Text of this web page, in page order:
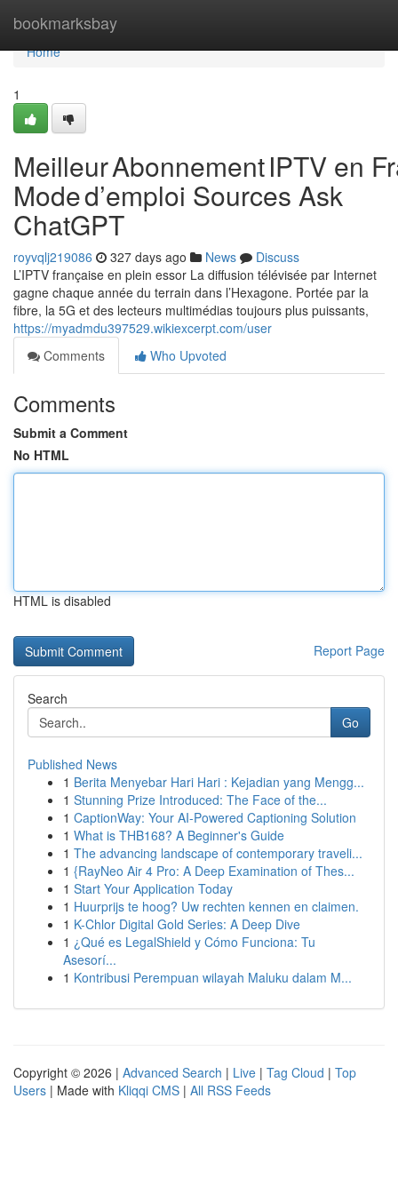
bookmarksbay
Home
Home
1
Meilleur Abonnement IPTV en
Mode d’emploi Sources Ask
ChatGPT
royvqlj219086 327 days ago News
Discuss
L’IPTV française en plein essor La diffusion télévisée par Internet
gagne chaque année du terrain dans l’Hexagone. Portée par la
fibre, la 5G et des lecteurs multimédias toujours plus puissants,
https://myadmdu397529.wikiexcerpt.com/user
Comments
Who Upvoted
Comments
Submit a Comment
No HTML
HTML is disabled
Report Page
Search
Go
Published News
1 Berita Menyebar Hari Hari : Kejadian yang Mengg...
1 Stunning Prize Introduced: The Face of the...
1 CaptionWay: Your AI-Powered Captioning Solution
1 What is THB168? A Beginner's Guide
1 The advancing landscape of contemporary traveli...
1 {RayNeo Air 4 Pro: A Deep Examination of Thes...
1 Start Your Application Today
1 Huurprijs te hoog? Uw rechten kennen en claimen.
1 K-Chlor Digital Gold Series: A Deep Dive
1 ¿Qué es LegalShield y Cómo Funciona: Tu
Asesorí...
1 Kontribusi Perempuan wilayah Maluku dalam M...
Copyright © 2026 | Advanced Search | Live | Tag Cloud | Top
Users | Made with Kliqqi CMS | All RSS Feeds